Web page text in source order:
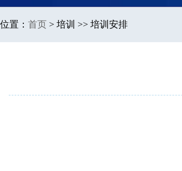
位置： 首页 > 培训 >> 培训安排